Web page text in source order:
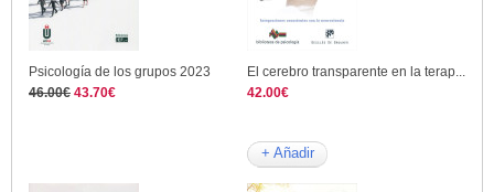
Psicología de los grupos 2023
46.00€ 43.70€
El cerebro transparente en la terap...
42.00€
+ Añadir